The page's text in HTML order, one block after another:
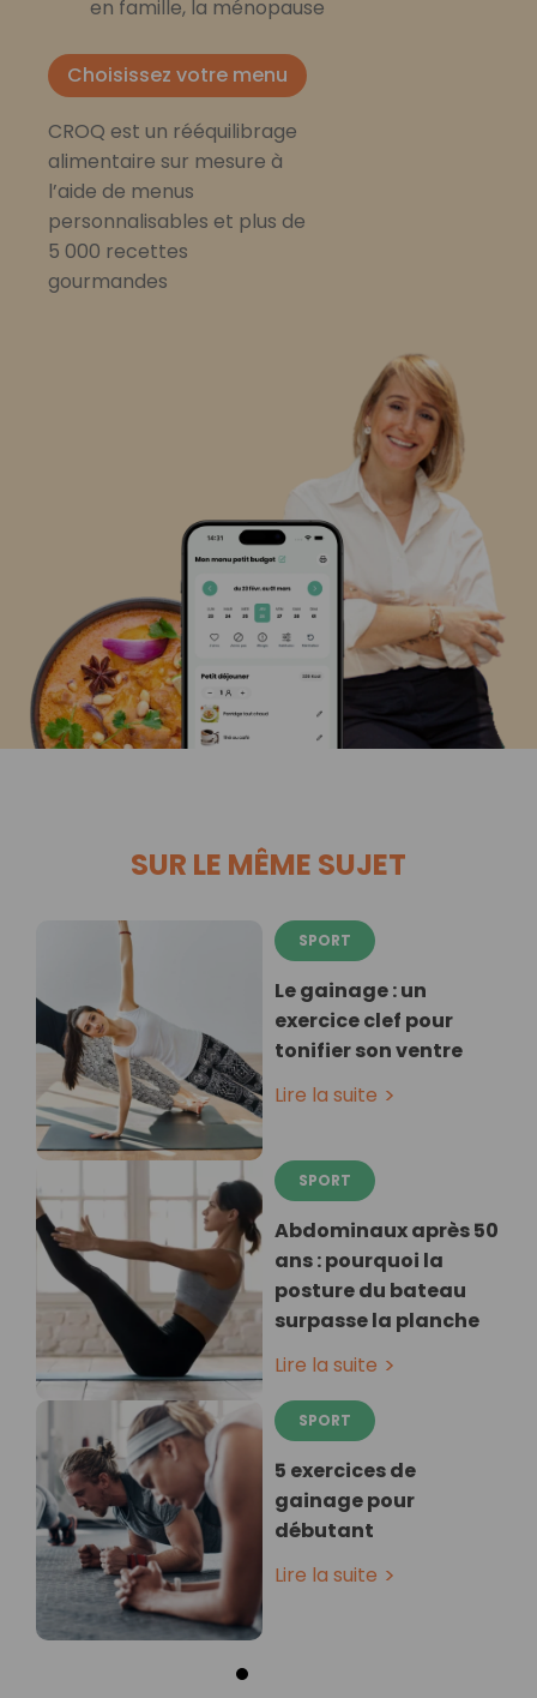
en famille, la ménopause
Choisissez votre menu
CROQ est un rééquilibrage
alimentaire sur mesure à
l’aide de menus
personnalisables et plus de
5 000 recettes
gourmandes
SUR LE MÊME SUJET
SPORT
Le gainage : un
exercice clef pour
tonifier son ventre
Lire la suite
SPORT
Abdominaux après 50
ans : pourquoi la
posture du bateau
surpasse la planche
Lire la suite
SPORT
5 exercices de
gainage pour
débutant
Lire la suite